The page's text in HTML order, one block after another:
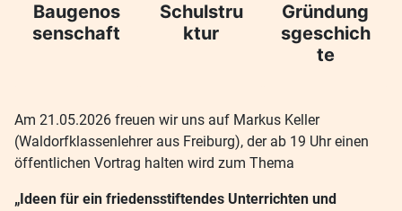
Baugenos
senschaft
Schulstru
ktur
Gründung
sgeschich
te
Am 21.05.2026 freuen wir uns auf Markus Keller
(Waldorfklassenlehrer aus Freiburg), der ab 19 Uhr einen
öffentlichen Vortrag halten wird zum Thema
„Ideen für ein friedensstiftendes Unterrichten und